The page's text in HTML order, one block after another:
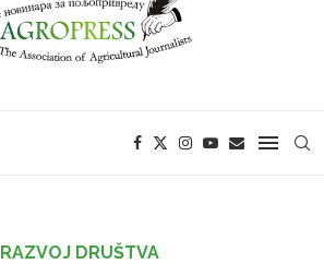
RAZVOJ DRUŠTVA